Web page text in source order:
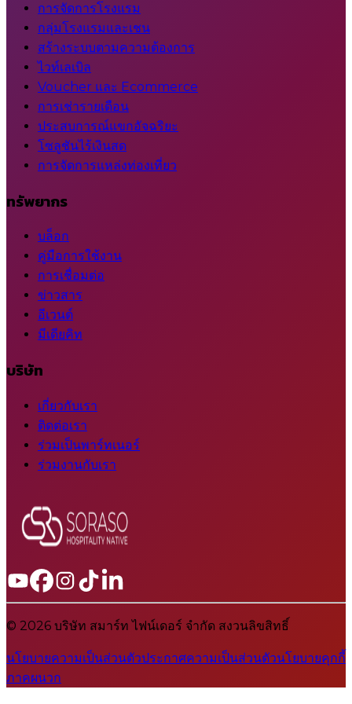
การจัดการโรงแรม
กลุ่มโรงแรมและเชน
สร้างระบบตามความต้องการ
ไวท์เลเบิล
Voucher และ Ecommerce
การเช่ารายเดือน
ประสบการณ์แขกอัจฉริยะ
โซลูชันไร้เงินสด
การจัดการแหล่งท่องเที่ยว
ทรัพยากร
บล็อก
คู่มือการใช้งาน
การเชื่อมต่อ
ข่าวสาร
อีเวนต์
มีเดียคิท
บริษัท
เกี่ยวกับเรา
ติดต่อเรา
ร่วมเป็นพาร์ทเนอร์
ร่วมงานกับเรา
© 2026 บริษัท สมาร์ท ไฟน์เดอร์ จำกัด สงวนลิขสิทธิ์
นโยบายความเป็นส่วนตัวประกาศความเป็นส่วนตัวนโยบายคุกกี้
ภาคผนวก